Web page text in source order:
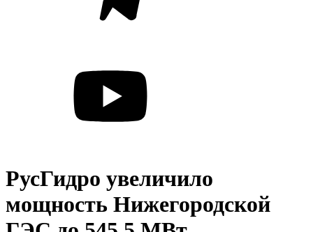
РусГидро увеличило
мощность Нижегородской